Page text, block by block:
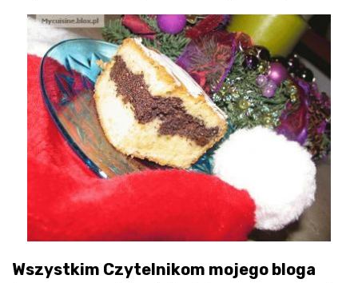
Wszystkim Czytelnikom mojego bloga